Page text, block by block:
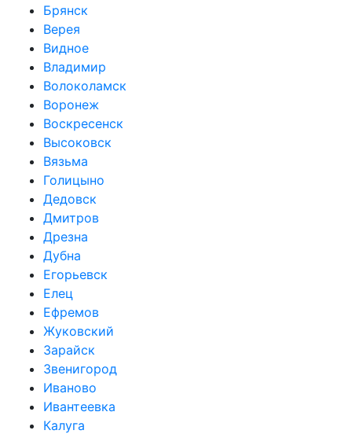
Брянск
Верея
Видное
Владимир
Волоколамск
Воронеж
Воскресенск
Высоковск
Вязьма
Голицыно
Дедовск
Дмитров
Дрезна
Дубна
Егорьевск
Елец
Ефремов
Жуковский
Зарайск
Звенигород
Иваново
Ивантеевка
Калуга